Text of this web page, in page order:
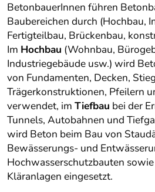
BetonbauerInnen führen
Baubereichen durch (Hochbau,
Fertigteilbau, Brückenbau,
Im Hochbau (Wohnbau,
Industriegebäude usw.) wird
von Fundamenten, Decken,
Trägerkonstruktionen, Pfeilern
verwendet, im Tiefbau bei der
Tunnels, Autobahnen und
wird Beton beim Bau von
Bewässerungs- und
Hochwasserschutzbauten
Kläranlagen eingesetzt.